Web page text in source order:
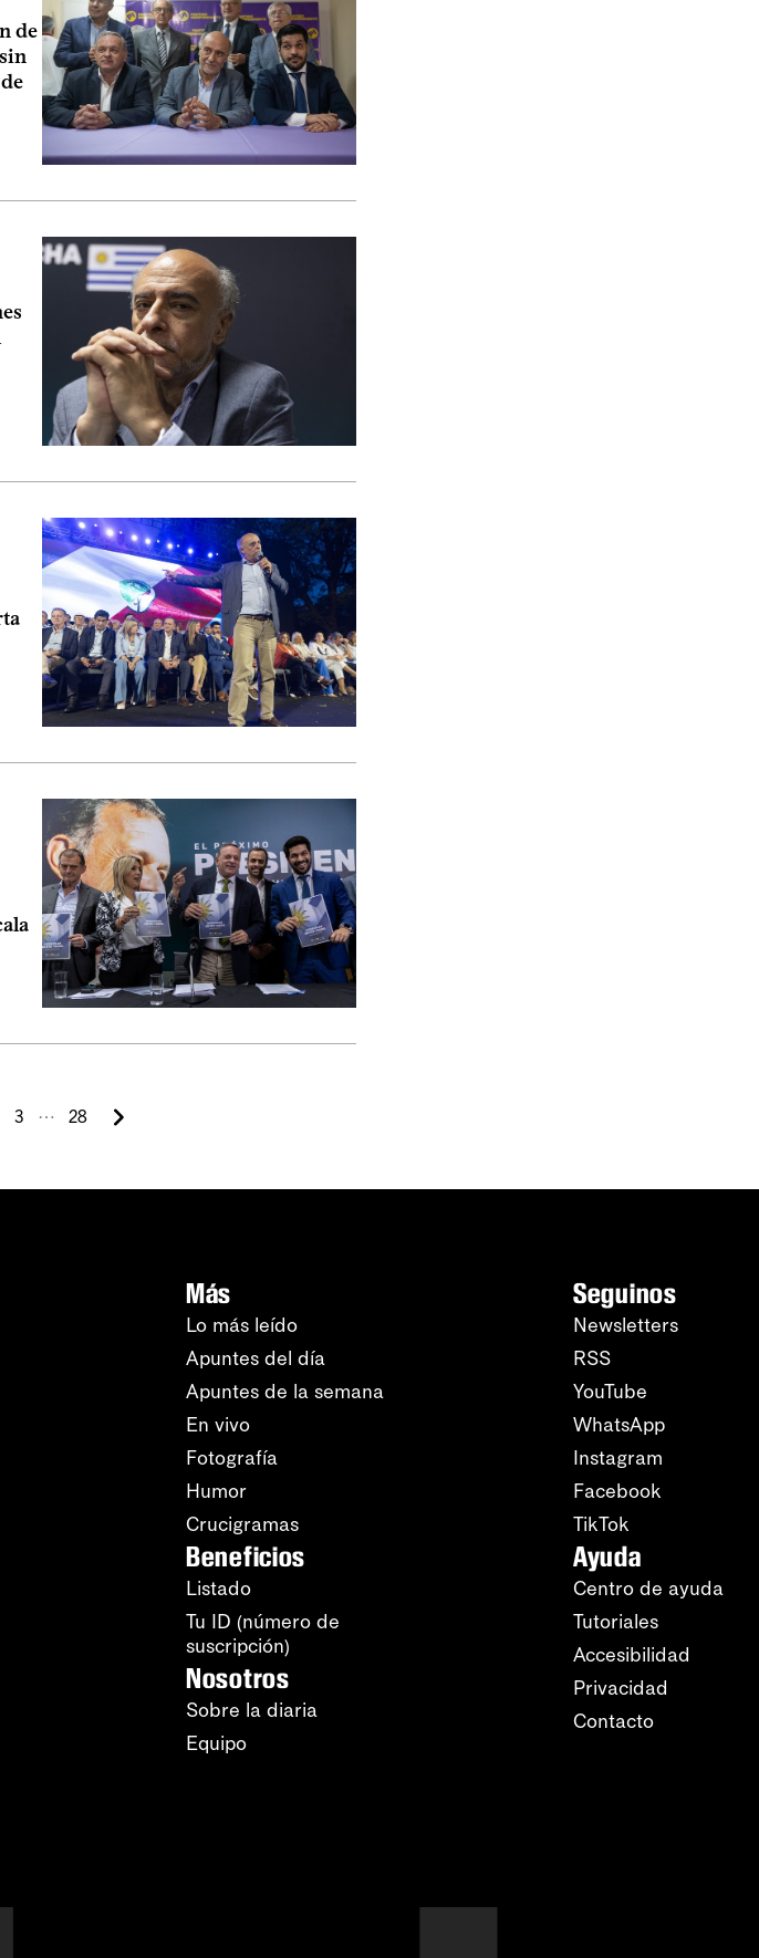
de
3 ⋯ 28
Más
Lo más leído
Apuntes del día
Apuntes de la semana
En vivo
Fotografía
Humor
Crucigramas
Beneficios
Listado
Tu ID (número de
suscripción)
Nosotros
Sobre la diaria
Equipo
Seguinos
Newsletters
RSS
YouTube
WhatsApp
Instagram
Facebook
TikTok
Ayuda
Centro de ayuda
Tutoriales
Accesibilidad
Privacidad
Contacto